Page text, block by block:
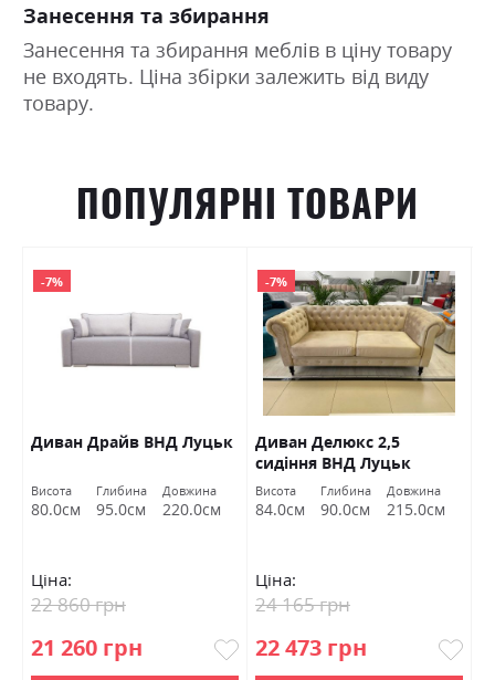
Занесення та збирання
Занесення та збирання меблів в ціну товару
не входять. Ціна збірки залежить від виду
товару.
ПОПУЛЯРНІ ТОВАРИ
-7%
Диван Драйв ВНД Луцьк
Висота
80.0см
Глибина
95.0см
Довжина
220.0см
Ціна:
21 260 грн
22 860 грн
-7%
Диван Делюкс 2,5
сидіння ВНД Луцьк
Висота
84.0см
Глибина
90.0см
Довжина
215.0см
Ціна:
22 473 грн
24 165 грн